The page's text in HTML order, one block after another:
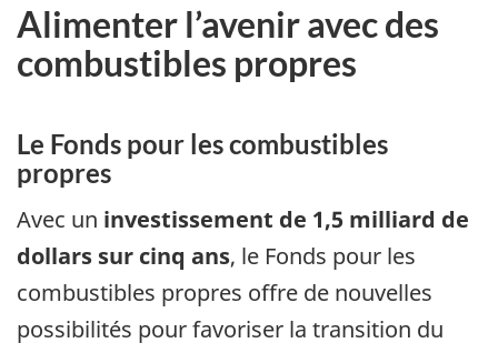
Alimenter l’avenir avec des
combustibles propres
Le Fonds pour les combustibles
propres
Avec un investissement de 1,5 milliard de
dollars sur cinq ans, le Fonds pour les
combustibles propres offre de nouvelles
possibilités pour favoriser la transition du